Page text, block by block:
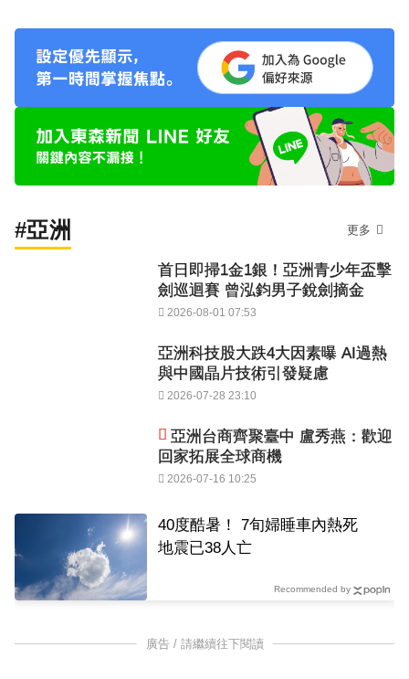
#亞洲 更多
首日即掃1金1銀！亞洲青少年盃擊
劍巡迴賽 曾泓鈞男子銳劍摘金
2026-08-01 07:53
亞洲科技股大跌4大因素曝 AI過熱
與中國晶片技術引發疑慮
2026-07-28 23:10
亞洲台商齊聚臺中 盧秀燕：歡迎
回家拓展全球商機
2026-07-16 10:25
40度酷暑！ 7旬婦睡車內熱死
地震已38人亡
Recommended by
廣告 / 請繼續往下閱讀